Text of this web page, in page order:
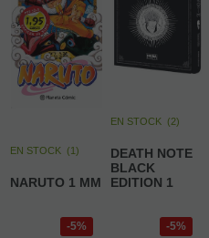
EN STOCK (1)
NARUTO 1 MM
5%
EN STOCK (2)
DEATH NOTE
BLACK
EDITION 1
5%